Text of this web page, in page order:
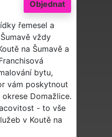
Objednat
řemesel a
vždy
na Šumavě a
bytu,
vám poskytnout
Domažlice.
- to vše
v Koutě na